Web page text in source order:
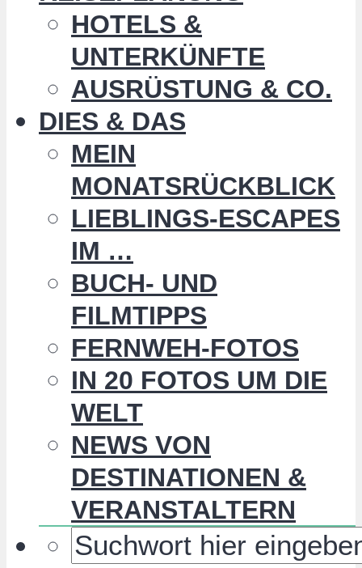
HOTELS &
UNTERKÜNFTE
AUSRÜSTUNG & CO.
DIES & DAS
MEIN
MONATSRÜCKBLICK
LIEBLINGS-ESCAPES
IM …
BUCH- UND
FILMTIPPS
FERNWEH-FOTOS
IN 20 FOTOS UM DIE
WELT
NEWS VON
DESTINATIONEN &
VERANSTALTERN